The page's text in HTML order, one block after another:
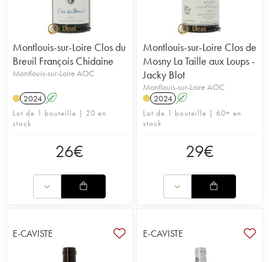
Montlouis-sur-Loire Clos du
Breuil François Chidaine
Montlouis-sur-Loire AOC
2024 A
Lot de 1 bouteille | 20 en
stock
26€
Montlouis-sur-Loire Clos de
Mosny La Taille aux Loups -
Jacky Blot
Montlouis-sur-Loire AOC
2024 A
Lot de 1 bouteille | 60+ en
stock
29€
E-CAVISTE E-CAVISTE